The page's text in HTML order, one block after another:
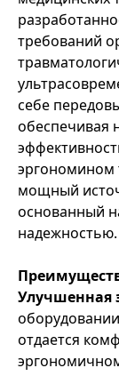
требований
себе
обеспечивая
эргономином
мощный
основанный
надежностью.
Улучшенная
отдается